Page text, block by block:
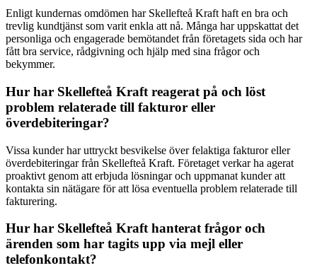
Enligt kundernas omdömen har Skellefteå Kraft haft en bra och
trevlig kundtjänst som varit enkla att nå. Många har uppskattat det
personliga och engagerade bemötandet från företagets sida och har
fått bra service, rådgivning och hjälp med sina frågor och
bekymmer.
Hur har Skellefteå Kraft reagerat på och löst
problem relaterade till fakturor eller
överdebiteringar?
Vissa kunder har uttryckt besvikelse över felaktiga fakturor eller
överdebiteringar från Skellefteå Kraft. Företaget verkar ha agerat
proaktivt genom att erbjuda lösningar och uppmanat kunder att
kontakta sin nätägare för att lösa eventuella problem relaterade till
fakturering.
Hur har Skellefteå Kraft hanterat frågor och
ärenden som har tagits upp via mejl eller
telefonkontakt?